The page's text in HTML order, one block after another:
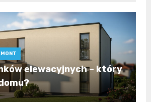
elewacyjnych – który